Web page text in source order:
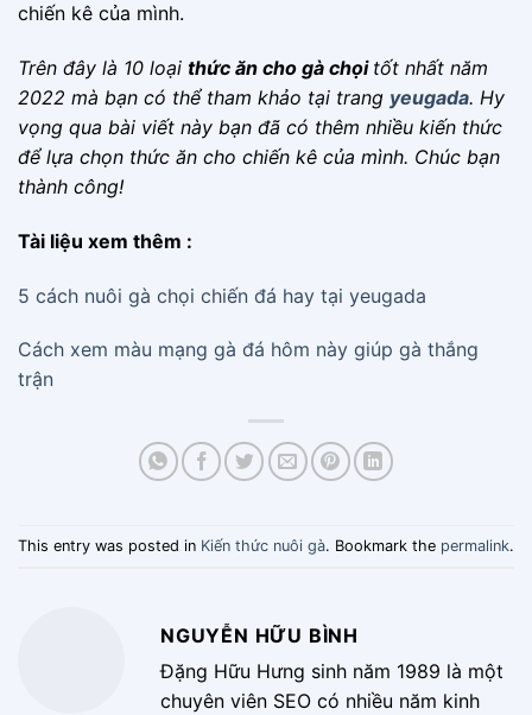
chiến kê của mình.
Trên đây là 10 loại thức ăn cho gà chọi tốt nhất năm
2022 mà bạn có thể tham khảo tại trang yeugada. Hy
vọng qua bài viết này bạn đã có thêm nhiều kiến thức
để lựa chọn thức ăn cho chiến kê của mình. Chúc bạn
thành công!
Tài liệu xem thêm :
5 cách nuôi gà chọi chiến đá hay tại yeugada
Cách xem màu mạng gà đá hôm này giúp gà thắng
trận
This entry was posted in Kiến thức nuôi gà. Bookmark the permalink.
NGUYỄN HỮU BÌNH
Đặng Hữu Hưng sinh năm 1989 là một
chuyên viên SEO có nhiều năm kinh